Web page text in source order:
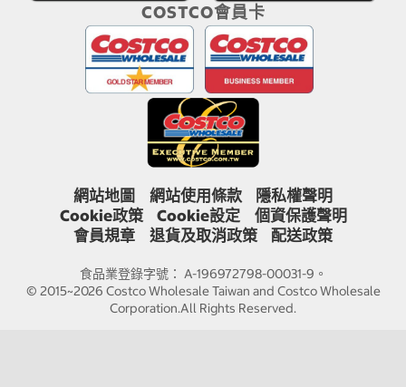
COSTCO會員卡
網站地圖 網站使用條款
隱私權聲明
Cookie政策
Cookie設定
個資保護聲明
會員規章
退貨及取消政策 配送政策
食品業登錄字號： A-196972798-00031-9。
© 2015~2026 Costco Wholesale Taiwan and Costco Wholesale
Corporation.All Rights Reserved.